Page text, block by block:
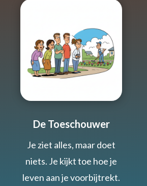
De Toeschouwer
Je ziet alles, maar doet
niets. Je kijkt toe hoe je
leven aan je voorbijtrekt.